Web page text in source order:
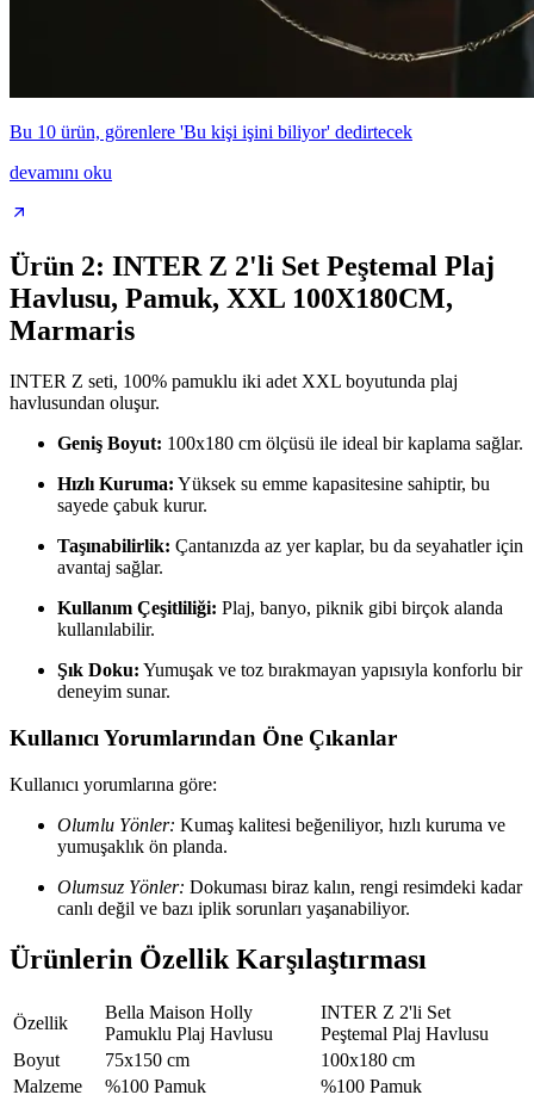
Bu 10 ürün, görenlere 'Bu kişi işini biliyor' dedirtecek
devamını oku
Ürün 2: INTER Z 2'li Set Peştemal Plaj
Havlusu, Pamuk, XXL 100X180CM,
Marmaris
INTER Z seti, 100% pamuklu iki adet XXL boyutunda plaj
havlusundan oluşur.
Geniş Boyut: 100x180 cm ölçüsü ile ideal bir kaplama sağlar.
Hızlı Kuruma: Yüksek su emme kapasitesine sahiptir, bu
sayede çabuk kurur.
Taşınabilirlik: Çantanızda az yer kaplar, bu da seyahatler için
avantaj sağlar.
Kullanım Çeşitliliği: Plaj, banyo, piknik gibi birçok alanda
kullanılabilir.
Şık Doku: Yumuşak ve toz bırakmayan yapısıyla konforlu bir
deneyim sunar.
Kullanıcı Yorumlarından Öne Çıkanlar
Kullanıcı yorumlarına göre:
Olumlu Yönler: Kumaş kalitesi beğeniliyor, hızlı kuruma ve
yumuşaklık ön planda.
Olumsuz Yönler: Dokuması biraz kalın, rengi resimdeki kadar
canlı değil ve bazı iplik sorunları yaşanabiliyor.
Ürünlerin Özellik Karşılaştırması
Özellik
Bella Maison Holly
Pamuklu Plaj Havlusu
INTER Z 2'li Set
Peştemal Plaj Havlusu
Boyut
75x150 cm
100x180 cm
Malzeme
%100 Pamuk
%100 Pamuk